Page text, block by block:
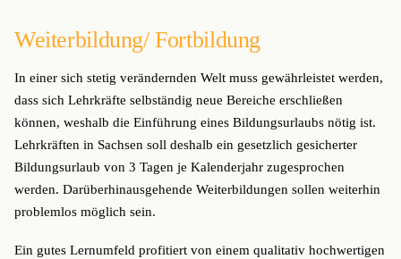
Weiterbildung/ Fortbildung
In einer sich stetig verändernden Welt muss gewährleistet werden,
dass sich Lehrkräfte selbständig neue Bereiche erschließen
können, weshalb die Einführung eines Bildungsurlaubs nötig ist.
Lehrkräften in Sachsen soll deshalb ein gesetzlich gesicherter
Bildungsurlaub von 3 Tagen je Kalenderjahr zugesprochen
werden. Darüberhinausgehende Weiterbildungen sollen weiterhin
problemlos möglich sein.
Ein gutes Lernumfeld profitiert von einem qualitativ hochwertigen